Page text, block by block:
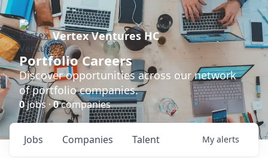
Vertex Ventures HC
Portfolio Careers
Discover opportunities across our network
of portfolio companies.
0jobs ·0companies
Jobs Companies Talent My alerts